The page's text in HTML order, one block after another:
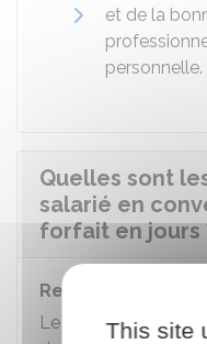
et de la
personnelle.
Quelles sont
salarié en
forfait en jours
Repos du salarié
Le salarié bénéficie
This site